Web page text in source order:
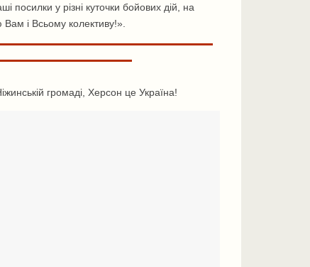
у різні куточки бойових дій, на
і Всьому колективу!».
громаді, Херсон це Україна!